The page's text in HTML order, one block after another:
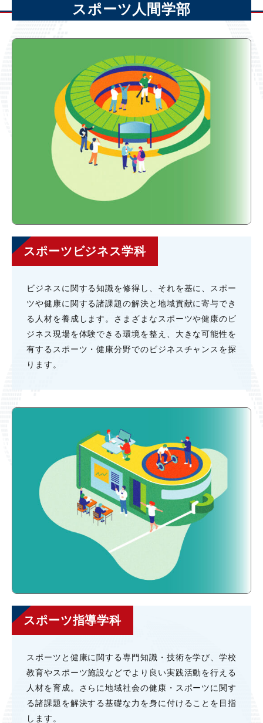
スポーツ人間学部
スポーツビジネス学科
ビジネスに関する知識を修得し、それを基に、スポー
ツや健康に関する諸課題の解決と地域貢献に寄与でき
る⼈材を養成します。さまざまなスポーツや健康のビ
ジネス現場を体験できる環境を整え、⼤きな可能性を
有するスポーツ・健康分野でのビジネスチャンスを探
ります。
スポーツ指導学科
スポーツと健康に関する専⾨知識・技術を学び、学校
教育やスポーツ施設などでより良い実践活動を⾏える
⼈材を育成。さらに地域社会の健康・スポーツに関す
る諸課題を解決する基礎な⼒を⾝に付けることを⽬指
します。